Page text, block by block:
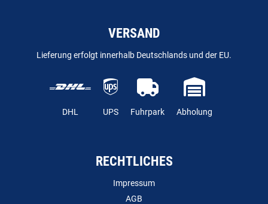
VERSAND
Lieferung erfolgt innerhalb Deutschlands und der EU.
DHL UPS Fuhrpark Abholung
RECHTLICHES
Impressum
AGB